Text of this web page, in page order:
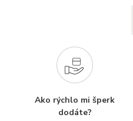
Ako rýchlo mi šperk
dodáte?